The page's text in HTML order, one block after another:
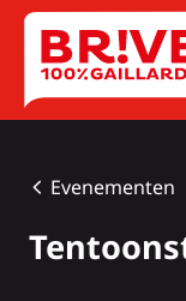
Cookies beheer
Evenementen